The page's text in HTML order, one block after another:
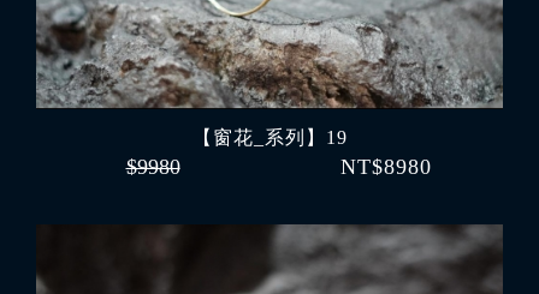
【窗花_系列】19
$9980 NT$8980